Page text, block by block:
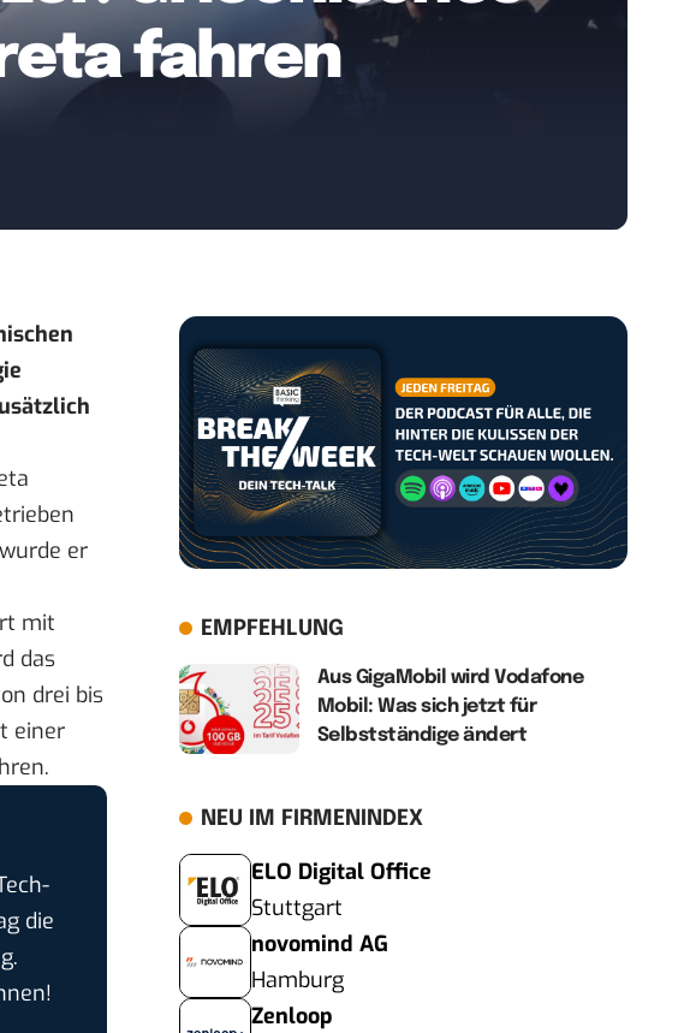
fahren
er
mit
das
drei bis
einer
die
EMPFEHLUNG
Aus GigaMobil wird Vodafone
Mobil: Was sich jetzt für
Selbstständige ändert
NEU IM FIRMENINDEX
ELO Digital Office
Stuttgart
novomind AG
Hamburg
Zenloop